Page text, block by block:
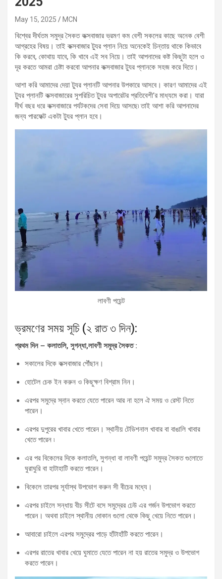
May 15, 2025 MCN
বিশ্বের দীর্ঘতম সমুদ্র সৈকত কক্সবাজার ভ্রমণ কম বেশী সকলের কাছে অনেক বেশী
আগ্রহের বিষয়। তাই কক্সবাজার ট্যুর প্লান নিয়ে অনেকেই চিন্তায় থাকে কিভাবে
কি করবে, কোথায় যাবে, কি খাবে এই সব নিয়ে। তাই আপনাদের কষ্ট কিছুটা হলে ও
দূর করতে আমরা চেষ্টা করবো আপনার কক্সবাজার ট্যুর প্লানকে সহজ করে দিতে।
আশা করি আমাদের দেয়া ট্যুর প্লানটি আপনার উপকারে আসবে। কারণ আমাদের এই
ট্যুর প্লানটি কক্সবাজারের সুপরিচিত ট্যুর অপারেটর প্রতিবেশী’র মাধ্যমে করা। যারা
দীর্ঘ বছর ধরে কক্সবাজারে পর্যটকদের সেবা দিয়ে আসছে৷ তাই আশা করি আপনাদের
জন্য পারফেক্ট একটা ট্যুর প্লান হবে।
লাবণী পয়েন্ট
ভ্রমণের সময় সূচি (২ রাত ৩ দিন):
প্রথম দিন – কলাতলি, সুগন্ধা,লাবণী সমুদ্র সৈকত :
সকালের দিকে কক্সবাজার পৌঁছান।
হোটেল চেক ইন করুন ও কিছুক্ষণ বিশ্রাম নিন।
এরপর সমুদ্রে স্নান করতে যেতে পারেন আর না হলে ঐ সময় ও রেস্ট নিতে
পারেন।
এরপর দুপুরের খাবার খেতে পারেন। স্থানীয় টেডিশনাল খাবার বা বাঙালি খাবার
খেতে পারেন ৷
এর পর বিকেলের দিকে কলাতলি, সুগন্ধা বা লাবণী পয়েন্ট সমুদ্র সৈকত গুলোতে
ঘুরাঘুরি বা হাটাহাটি করতে পারেন।
বিকেলে তারপর সূর্যাস্থ উপভোগ করুন সী বীচের মধ্যে।
এরপর চাইলে সন্ধায় বীচ সীটে বসে সমুদ্রের ঢেউ এর গর্জন উপভোগ করতে
পারেন। অথবা চাইলে স্থানীয় দোকান গুলো থেকে কিছু খেয়ে নিতে পারেন।
আবারো চাইলে এরপর সমুদ্রের পাড়ে হাঁটাহাঁটি করতে পারেন।
এরপর রাতের খাবার খেয়ে ঘুমাতে যেতে পারেন না হয় রাতের সমুদ্র ও উপভোগ
করতে পারেন।